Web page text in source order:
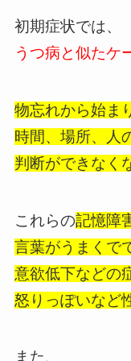
初期症状では、
うつ病と似たケ
物忘れから始ま
時間、場所、人
判断ができなく
これらの記憶障
言葉がうまくで
意欲低下などの
怒りっぽいなど
また、